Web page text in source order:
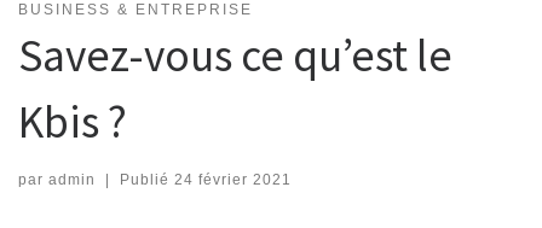
BUSINESS & ENTREPRISE
Savez-vous ce qu’est le
Kbis ?
par admin | Publié 24 février 2021